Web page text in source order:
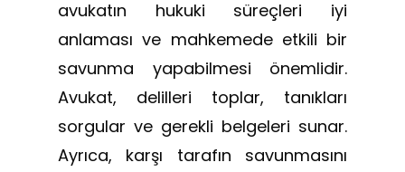
avukatın hukuki süreçleri iyi
anlaması ve mahkemede etkili bir
savunma yapabilmesi önemlidir.
Avukat, delilleri toplar, tanıkları
sorgular ve gerekli belgeleri sunar.
Ayrıca, karşı tarafın savunmasını